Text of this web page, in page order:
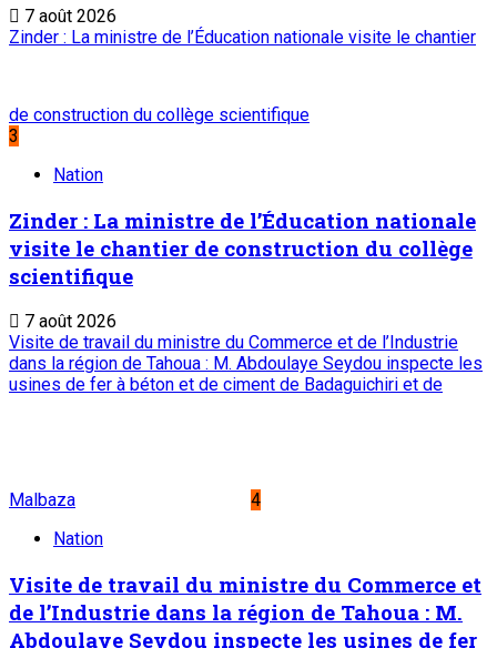
7 août 2026
Zinder : La ministre de l’Éducation nationale visite le chantier
de construction du collège scientifique
3
Nation
Zinder : La ministre de l’Éducation nationale
visite le chantier de construction du collège
scientifique
7 août 2026
Visite de travail du ministre du Commerce et de l’Industrie
dans la région de Tahoua : M. Abdoulaye Seydou inspecte les
usines de fer à béton et de ciment de Badaguichiri et de
Malbaza
4
Nation
Visite de travail du ministre du Commerce et
de l’Industrie dans la région de Tahoua : M.
Abdoulaye Seydou inspecte les usines de fer